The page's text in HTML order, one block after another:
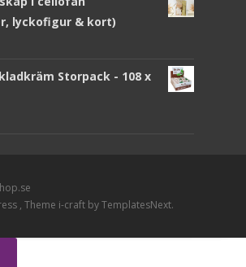
lyckofigur & kort)
Storpack - 108 x
, Theme i-craft by TemplatesNext.